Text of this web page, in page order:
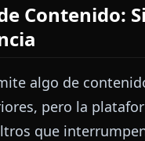
Contenido:
algo de
pero la
que